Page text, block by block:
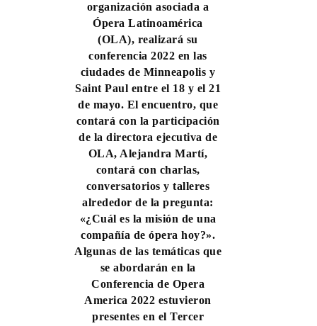
organización asociada a
Ópera Latinoamérica
(OLA), realizará su
conferencia 2022 en las
ciudades de Minneapolis y
Saint Paul entre el 18 y el 21
de mayo. El encuentro, que
contará con la participación
de la directora ejecutiva de
OLA, Alejandra Martí,
contará con charlas,
conversatorios y talleres
alrededor de la pregunta:
«¿Cuál es la misión de una
compañía de ópera hoy?».
Algunas de las temáticas que
se abordarán en la
Conferencia de Opera
America 2022 estuvieron
presentes en el Tercer